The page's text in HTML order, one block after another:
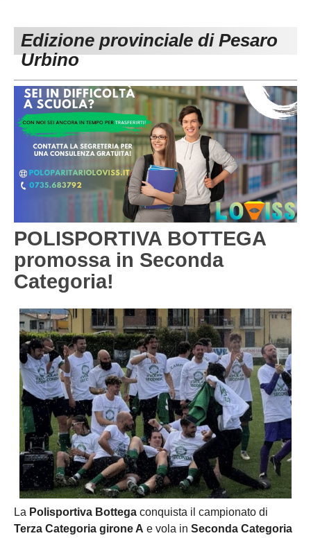
Carica la tua Rosa
1^ CATEGORIA
3^ CATEGORIA
GIOVANILI
Edizione provinciale di Pesaro
Urbino
POLISPORTIVA BOTTEGA
promossa in Seconda
Categoria!
La Polisportiva Bottega conquista il campionato di
Terza Categoria girone A e vola in Seconda Categoria